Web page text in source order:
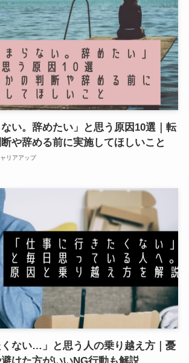
ない。辞めたい」と思う原因10選｜転
や辞める前に実施してほしいこと
リアアップ
くない…」と思う人の乗り越え方｜憂